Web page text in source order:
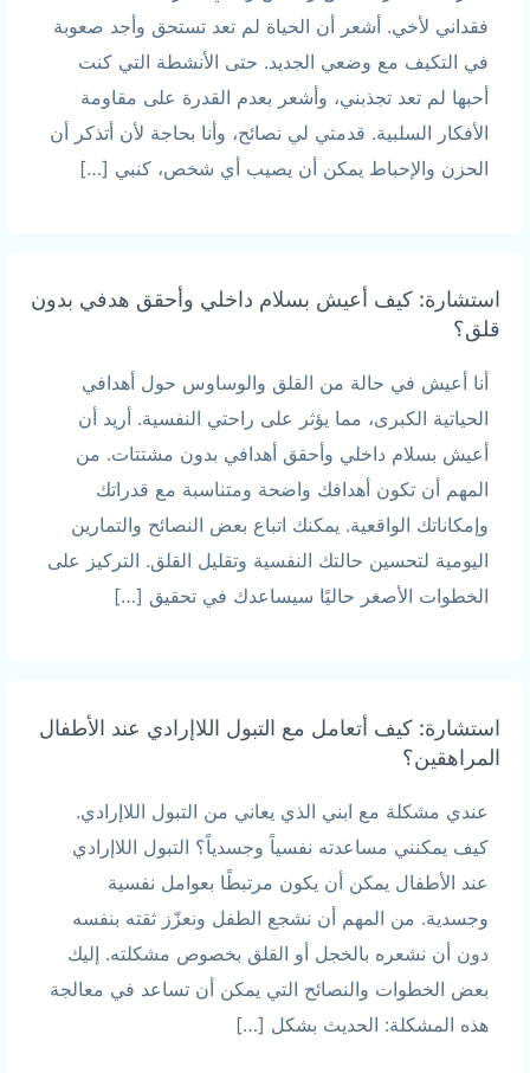
فقداني لأخي. أشعر أن الحياة لم تعد تستحق وأجد صعوبة
في التكيف مع وضعي الجديد. حتى الأنشطة التي كنت
أحبها لم تعد تجذبني، وأشعر بعدم القدرة على مقاومة
الأفكار السلبية. قدمتي لي نصائح، وأنا بحاجة لأن أتذكر أن
الحزن والإحباط يمكن أن يصيب أي شخص، كنبي […]
استشارة: كيف أعيش بسلام داخلي وأحقق هدفي بدون
قلق؟
أنا أعيش في حالة من القلق والوساوس حول أهدافي
الحياتية الكبرى، مما يؤثر على راحتي النفسية. أريد أن
أعيش بسلام داخلي وأحقق أهدافي بدون مشتتات. من
المهم أن تكون أهدافك واضحة ومتناسبة مع قدراتك
وإمكاناتك الواقعية. يمكنك اتباع بعض النصائح والتمارين
اليومية لتحسين حالتك النفسية وتقليل القلق. التركيز على
الخطوات الأصغر حاليًا سيساعدك في تحقيق […]
استشارة: كيف أتعامل مع التبول اللاإرادي عند الأطفال
المراهقين؟
عندي مشكلة مع ابني الذي يعاني من التبول اللاإرادي.
كيف يمكنني مساعدته نفسياً وجسدياً؟ التبول اللاإرادي
عند الأطفال يمكن أن يكون مرتبطًا بعوامل نفسية
وجسدية. من المهم أن نشجع الطفل ونعزّز ثقته بنفسه
دون أن نشعره بالخجل أو القلق بخصوص مشكلته. إليك
بعض الخطوات والنصائح التي يمكن أن تساعد في معالجة
هذه المشكلة: الحديث بشكل […]